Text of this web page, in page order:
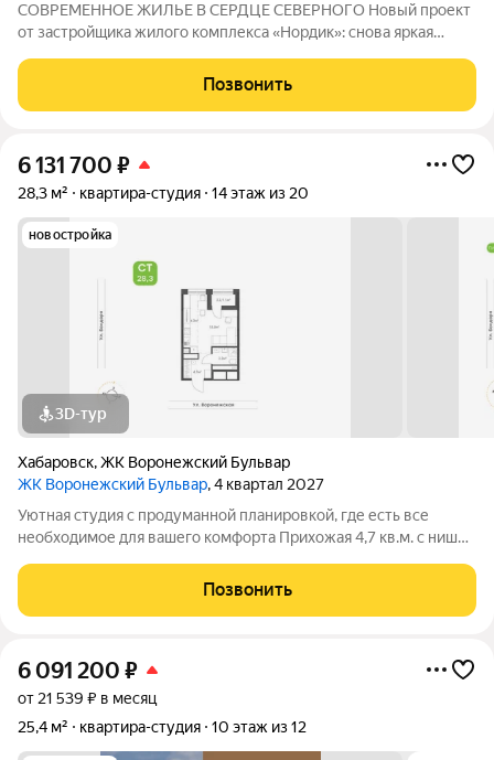
СОВРЕМЕННОЕ ЖИЛЬЕ В СЕРДЦЕ СЕВЕРНОГО Новый проект
от застройщика жилого комплекса «Нордик»: снова яркая
по доступным ценам В СЕРДЦЕ СЕВЕРНОГО: ПРЕИМУЩЕСТВА
РАЙОНА Новый жилой комплекс «Депо»
Позвонить
6 131 700 ₽
28,3 м² квартира-студия 14 этаж из 20
новостройка
3D-тур
Хабаровск,ЖК Воронежский Бульвар
ЖК Воронежский Бульвар, 4 квартал 2027
Уютная студия с продуманной планировкой, где есть все
необходимое для вашего комфорта Прихожая 4,7 кв.м. с нишей
удобным пространством
Позвонить
6 091 200 ₽
от 21 539 ₽ в месяц
25,4 м²
квартира-студия 10 этаж из 12